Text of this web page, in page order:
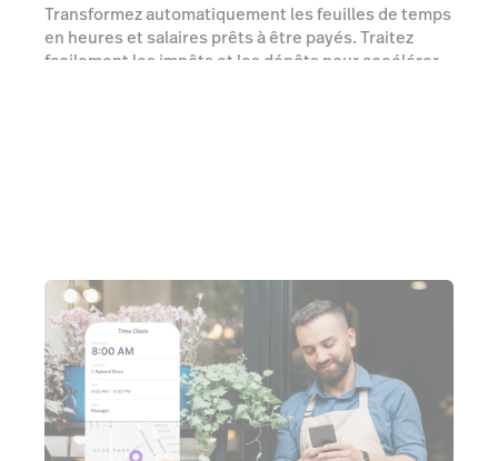
Transformez automatiquement les feuilles de temps
en heures et salaires prêts à être payés. Traitez
facilement les impôts et les dépôts pour accélérer